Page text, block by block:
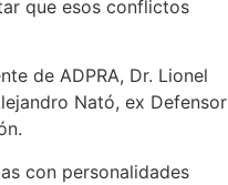
que esos conflictos
de ADPRA, Dr. Lionel
Nató, ex Defensor
con personalidades